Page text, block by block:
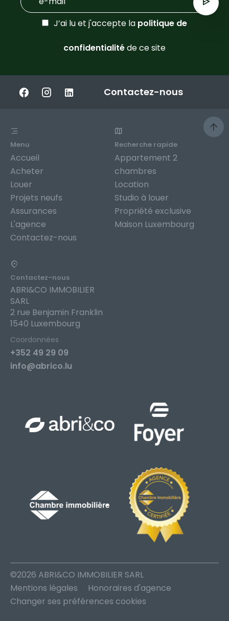
J’ai lu et j'accepte la politique de
confidentialitéde ce site
Contactez-nous
Menu
Accueil
Acheter
Louer
Projets neufs
Assurances
L'agence
Contactez-nous
Recherche rapide
Appartement 2
chambres
Location
Studio à louer
Propriété exclusive
Maison Luxembourg
Contactez-nous
ABRI&CO IMMOBILIER
SARL
2 rue Benjamin Franklin
1540 Luxembourg
Coordonnées
+352 49 29 09
info@abrico.lu
©2026 ABRI&CO IMMOBILIER SARL
Mentions légales
Honoraires d'agence
Changer ses préférences cookies